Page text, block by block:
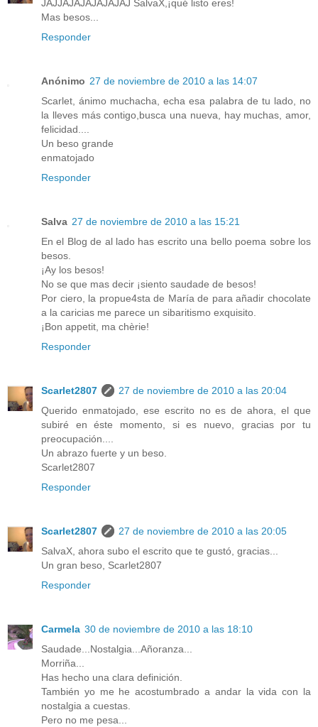
JAJJAJAJAJAJAJAJ SalvaX,¡qué listo eres!
Mas besos...
Responder
Anónimo 27 de noviembre de 2010 a las 14:07
Scarlet, ánimo muchacha, echa esa palabra de tu lado, no
la lleves más contigo,busca una nueva, hay muchas, amor,
felicidad....
Un beso grande
enmatojado
Responder
Salva 27 de noviembre de 2010 a las 15:21
En el Blog de al lado has escrito una bello poema sobre los
besos.
¡Ay los besos!
No se que mas decir ¡siento saudade de besos!
Por ciero, la propue4sta de María de para añadir chocolate
a la caricias me parece un sibaritismo exquisito.
¡Bon appetit, ma chèrie!
Responder
Scarlet2807
27 de noviembre de 2010 a las 20:04
Querido enmatojado, ese escrito no es de ahora, el que
subiré en éste momento, si es nuevo, gracias por tu
preocupación....
Un abrazo fuerte y un beso.
Scarlet2807
Responder
Scarlet2807
27 de noviembre de 2010 a las 20:05
SalvaX, ahora subo el escrito que te gustó, gracias...
Un gran beso, Scarlet2807
Responder
Carmela 30 de noviembre de 2010 a las 18:10
Saudade...Nostalgia...Añoranza...
Morriña...
Has hecho una clara definición.
También yo me he acostumbrado a andar la vida con la
nostalgia a cuestas.
Pero no me pesa...